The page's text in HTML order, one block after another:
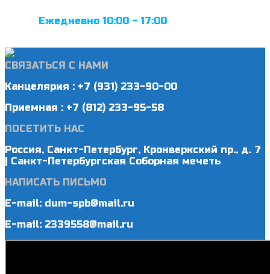
Ежедневно 10:00 - 17:00
СВЯЗАТЬСЯ С НАМИ
Канцелярия : +7 (931) 233-90-00
Приемная : +7 (812) 233-95-58
ПОСЕТИТЬ НАС
Россия, Санкт-Петербург, Кронверкский пр., д. 7
| Санкт-Петербургская Соборная мечеть
НАПИСАТЬ ПИСЬМО
E-mail: dum-spb@mail.ru
E-mail: 2339558@mail.ru